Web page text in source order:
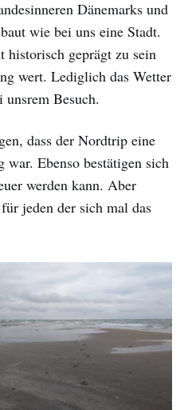
Dänemarks und
wie bei uns eine Stadt.
historisch geprägt zu sein
wert. Lediglich das Wetter
Besuch.
dass der Nordtrip eine
war. Ebenso bestätigen sich
werden kann. Aber
jeden der sich mal das